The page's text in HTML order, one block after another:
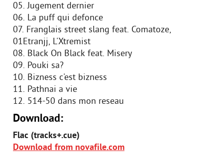
05. Jugement dernier
06. La puff qui defonce
07. Franglais street slang feat. Comatoze,
01Etranjj, L'Xtremist
08. Black On Black feat. Misery
09. Pouki sa?
10. Bizness c'est bizness
11. Pathnai a vie
12. 514-50 dans mon reseau
Download:
Flac (tracks+.cue)
Download from novafile.com